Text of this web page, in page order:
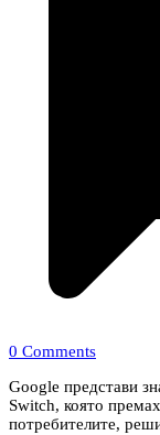
0 Comments
Google представи
Switch, която
потребителите,